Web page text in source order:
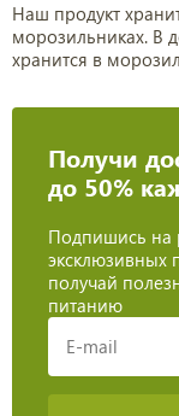
Наш продукт
морозильниках. В
хранится в
Получи
до 50%
Подпишись на
эксклюзивных
получай
питанию